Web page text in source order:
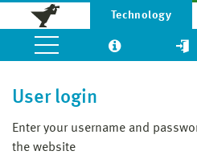
Technology
User login
Enter your username and
the website